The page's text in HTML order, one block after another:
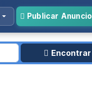
Publicar Anuncio
Encontrar